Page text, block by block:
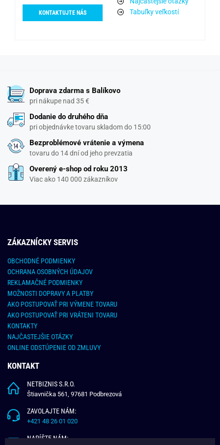
KONTAKTUJTE NÁS
Tabuľky veľkostí
Doprava zdarma s Balíkovo
pri nákupe nad 35 €
Dodanie do druhého dňa
pri objednávke tovaru skladom do 15:00
Bezproblémové vrátenie a výmena
tovaru do 14 dní od jeho prevzatia
Overený e-shop od roku 2013
Viac ako 140 000 zákazníkov
ZÁKAZNÍCKY SERVIS
OBCHODNÉ PODMIENKY
OCHRANA OSOBNÝCH ÚDAJOV
REKLAMAČNÉ PODMIENKY
MOŽNOSTI DOPRAVY A PLATBY
AKO POSTUPOVAŤ PRI VÝMENE TOVARU
AKO POSTUPOVAŤ PRI VRÁTENI TOVARU
KONTAKTY
NAJČASTEJŠIE OTÁZKY
ONLINE ODSTÚPENIE OD ZMLUVY
KONTAKT
NETBIZNIS S.R.O.
Štiavnička 561, 97681 Podbrezová
ZAVOLAJTE NÁM:
+421 48 26 01 020
NAPÍŠTE NÁM: